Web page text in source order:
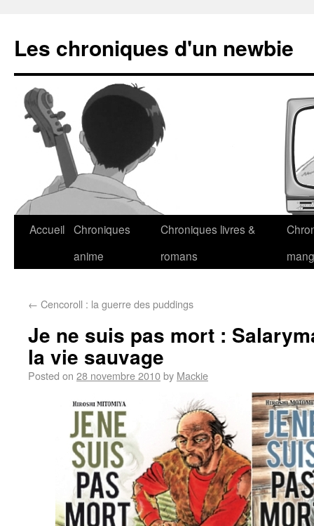
Les chroniques d'un newbie
Accueil Chroniques
anime
Chroniques livres &
romans
← Cencoroll : la guerre des puddings
Je ne suis pas mort :
la vie sauvage
Posted on 28 novembre 2010by Mackie